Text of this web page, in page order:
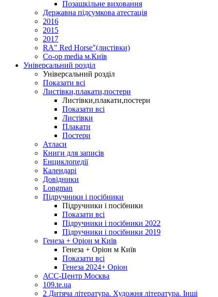
Позашкільне виховання
Державна підсумкова атестація
2016
2015
2017
RA" Red Horse"(листівки)
Co-op media м.Київ
Універсальний розділ
Універсальний розділ
Показати всі
Листівки,плакати,постери
Листівки,плакати,постери
Показати всі
Листівки
Плакати
Постери
Атласи
Книги для записів
Енциклопедії
Календарі
Довідники
Longman
Підручники і посібники
Підручники і посібники
Показати всі
Підручники і посібники 2022
Підручники і посібники 2019
Генеза + Оріон м Київ
Генеза + Оріон м Київ
Показати всі
Генеза 2024+ Оріон
АСС-Центр Москва
109.te.ua
2 Дитяча література. Художня література. Інші